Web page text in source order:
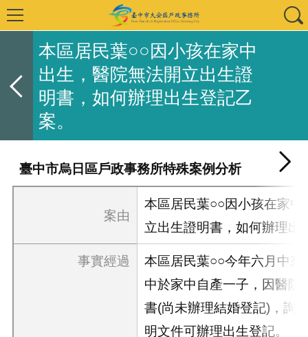
本區居民葉○○因小孩在家中
出生，醫院無法開立出生證
明書，如何辦理出生登記乙
案。
臺中市烏日區戶政事務所特殊案例分析
案由
本區居民葉○○因小孩在家中
立出生證明書，如何辦理出
事實經過
本區居民葉○○今年六月中
中於家中自產一子，因醫院
書(尚未辦理結婚登記)，詢
明文件可辦理出生登記。